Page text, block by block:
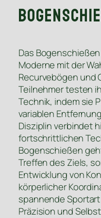
Das
Moderne mit der
Recurvebögen und
Teilnehmer testen
Technik, indem sie
variablen
Disziplin verbindet
fortschrittlichen
Bogenschießen
Treffen des Ziels,
Entwicklung von
körperlicher
spannende
Präzision und